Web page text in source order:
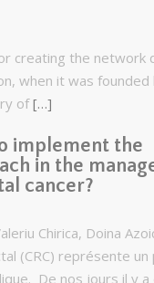
creating the network
when it was
of[…]
implement the
in the
cancer?
Chirica, Doina
(CRC) représente
De nos jours il y a